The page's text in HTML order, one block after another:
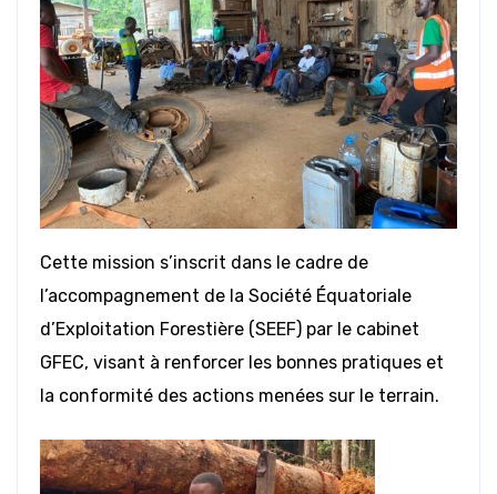
Cette mission s’inscrit dans le cadre de
l’accompagnement de la Société Équatoriale
d’Exploitation Forestière (SEEF) par le cabinet
GFEC, visant à renforcer les bonnes pratiques et
la conformité des actions menées sur le terrain.